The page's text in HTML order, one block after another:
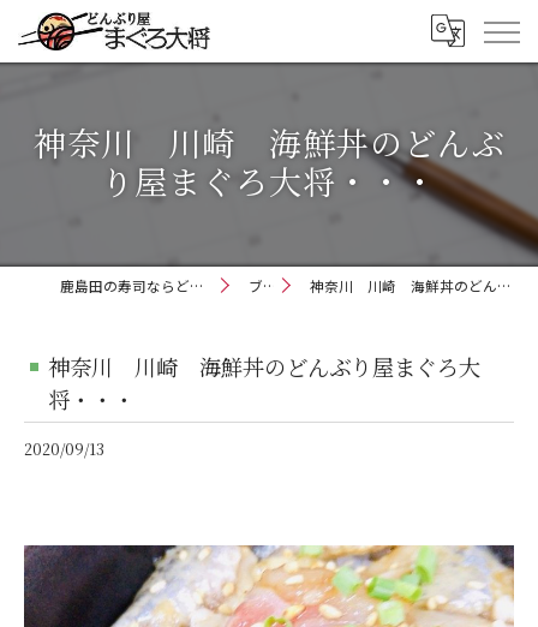
神奈川 川崎 海鮮丼のどんぶ
り屋まぐろ大将・・・
鹿島田の寿司ならどんぶり屋まぐろ大将 ブログ 神奈川 川崎 海鮮丼のどんぶり屋まぐろ大将・・・
神奈川 川崎 海鮮丼のどんぶり屋まぐろ大
将・・・
2020/09/13